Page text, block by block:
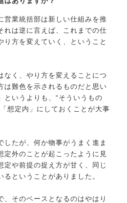
営業統括部は新しい仕組みを推
れは逆に言えば、これまでの仕
り方を変えていく、ということ
なく、やり方を変えることにつ
は難色を示されるものだと思い
というよりも、“そういうもの
想定内」にしておくことが大事
したが、何か物事がうまく進ま
定外のことが起こったように見
定や前提の捉え方が甘く、同じ
るということがありました。
、そのベースとなるのはやはり